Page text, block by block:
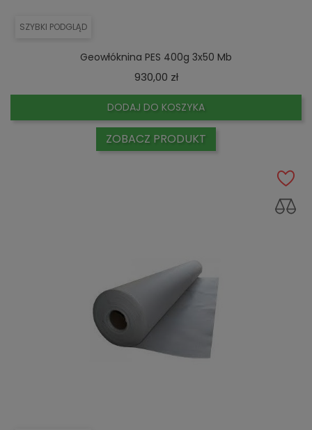
SZYBKI PODGLĄD
Geowłóknina PES 400g 3x50 Mb
930,00 złCena
DODAJ DO KOSZYKA
ZOBACZ PRODUKT